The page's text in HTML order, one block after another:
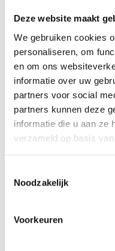
Deze website maakt
We gebruiken cookies
personaliseren, om
en om ons
informatie over uw
partners voor social
partners kunnen deze
informatie die u aan ze
verzameld op basis
Noodzakelijk
Voorkeuren
Naam*
E-mail*
Gerelateerde